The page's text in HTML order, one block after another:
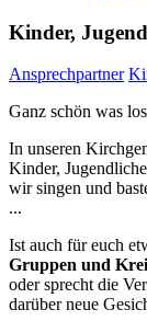
Kinder,
Ansprechpartner
Ganz schön was
In unseren
Kinder,
wir singen und
...
Ist auch für euch
Gruppen und
oder sprecht die
darüber neue